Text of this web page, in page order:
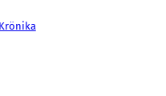
Krönika